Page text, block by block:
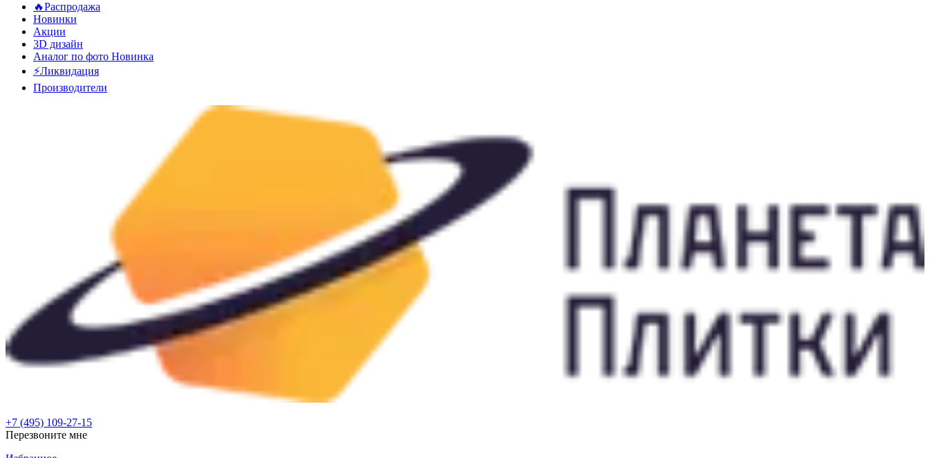
🔥Распродажа
Новинки
Акции
3D дизайн
Аналог по фото Новинка
⚡Ликвидация
Производители
+7 (495) 109-27-15
Перезвоните мне